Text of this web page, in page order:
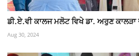
ਡੀ.ਏ.ਵੀ ਕਾਲਜ ਮਲੋਟ ਵਿਖੇ ਡਾ. ਅਰੁਣ
Aug 30, 2024